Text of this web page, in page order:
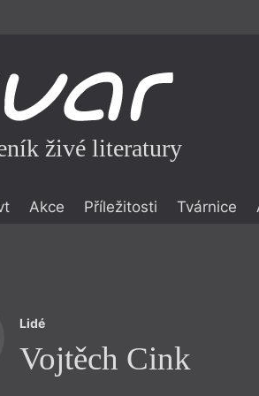
živé literatury
Akce Příležitosti Tvárnice
Lidé
Vojtěch Cink